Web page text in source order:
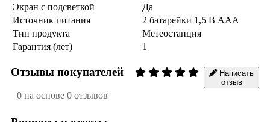
Экран с подсветкой
Да
Источник питания
2 батарейки 1,5 В AAA
Тип продукта
Метеостанция
Гарантия (лет)
1
Отзывы покупателей
0 на основе 0 отзывов
Написать
отзыв